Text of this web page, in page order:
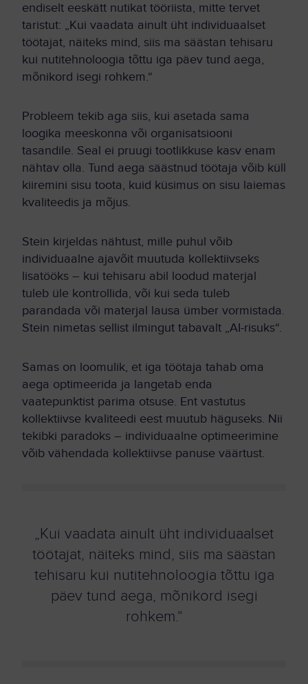
endiselt eeskätt nutikat tööriista, mitte tervet
taristut: „Kui vaadata ainult üht individuaalset
töötajat, näiteks mind, siis ma säästan tehisaru
kui nutitehnoloogia tõttu iga päev tund aega,
mõnikord isegi rohkem.“
Probleem tekib aga siis, kui asetada sama
loogika meeskonna või organisatsiooni
tasandile. Seal ei pruugi tootlikkuse kasv enam
nähtav olla. Tund aega säästnud töötaja võib küll
kiiremini sisu toota, kuid küsimus on sisu laiemas
kvaliteedis ja mõjus.
Stein kirjeldas nähtust, mille puhul võib
individuaalne ajavõit muutuda kollektiivseks
lisatööks – kui tehisaru abil loodud materjal
tuleb üle kontrollida, või kui seda tuleb
parandada või materjal lausa ümber vormistada.
Stein nimetas sellist ilmingut tabavalt „AI-risuks“.
Samas on loomulik, et iga töötaja tahab oma
aega optimeerida ja langetab enda
vaatepunktist parima otsuse. Ent vastutus
kollektiivse kvaliteedi eest muutub häguseks. Nii
tekibki paradoks – individuaalne optimeerimine
võib vähendada kollektiivse panuse väärtust.
„Kui vaadata ainult üht individuaalset
töötajat, näiteks mind, siis ma säästan
tehisaru kui nutitehnoloogia tõttu iga
päev tund aega, mõnikord isegi
rohkem.“